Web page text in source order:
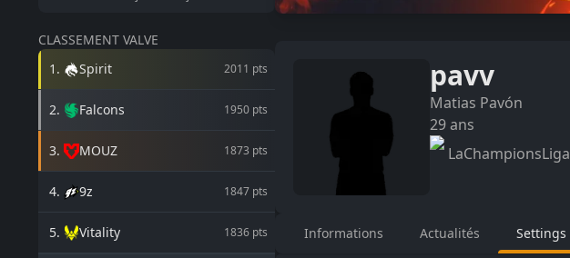
CLASSEMENT VALVE
1 . Spirit 2011 pts
2. Falcons 1950 pts
3. MOUZ 1873 pts
4. 9z 1847 pts
5. Vitality 1836 pts
pavv
Matias Pavón
29ans
LaChampionsLiga
Informations Actualités Settings